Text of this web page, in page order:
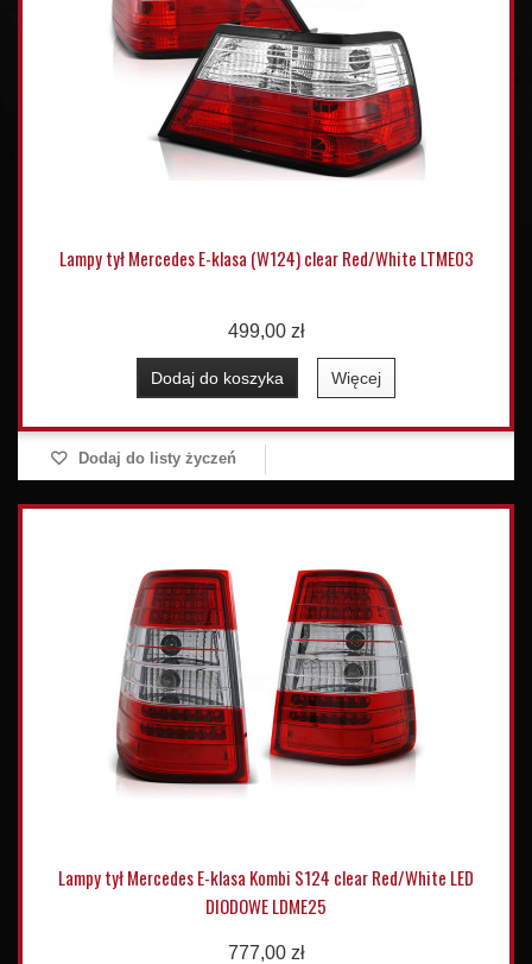
Lampy tył Mercedes E-klasa (W124) clear Red/White LTME03
499,00 zł
Dodaj do koszyka Więcej
Dodaj do listy życzeń
Lampy tył Mercedes E-klasa Kombi S124 clear Red/White LED
DIODOWE LDME25
777,00 zł